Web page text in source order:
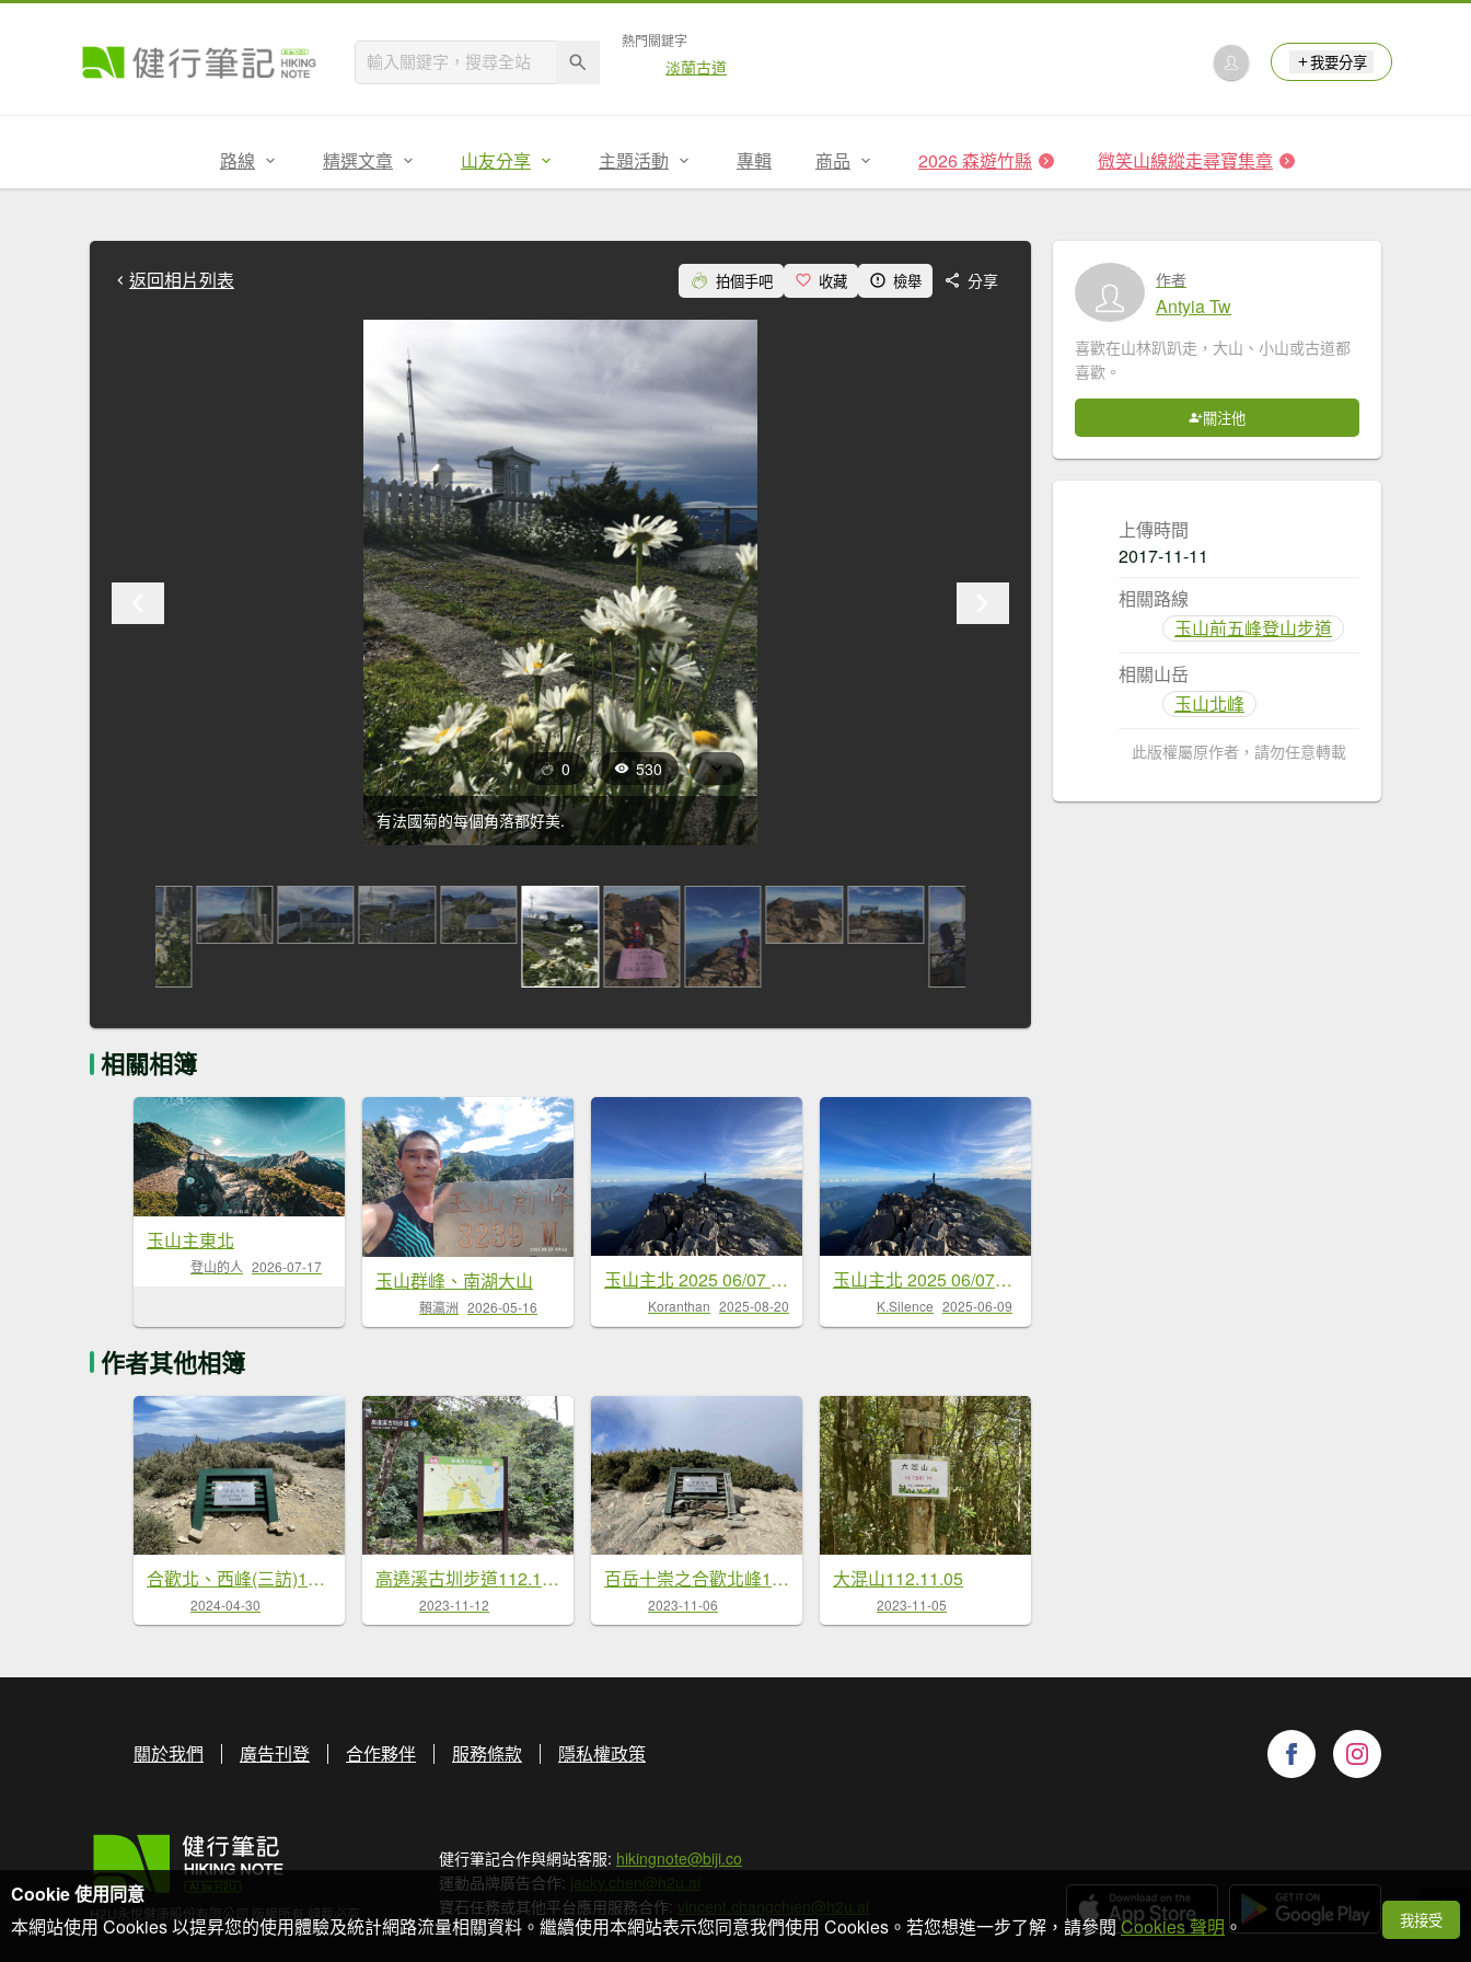
熱門關鍵字
淡蘭古道 我要分享
路線 精選文章 山友分享 主題活動 專輯 商品 2026 森遊竹縣 微笑山線縱走尋寶集章
返回相片列表 拍個手吧 收藏 檢舉 分享
有法國菊的每個角落都好美.
0 530
相關相簿
玉山主東北
登山的人 2026-07-17
玉山群峰、南湖大山
賴瀛洲 2026-05-16
玉山主北 2025 06/07 兩天一夜
Koranthan 2025-08-20
玉山主北 2025 06/07～06/08
K.Silence 2025-06-09
作者其他相簿
合歡北、西峰(三訪)113.04.21
2024-04-30
高遶溪古圳步道112.11.12
2023-11-12
百岳十崇之合歡北峰112.11.06
2023-11-06
大混山112.11.05
2023-11-05
作者
Antyia Tw
喜歡在山林趴趴走，大山、小山或古道都
喜歡。
關注他
上傳時間
2017-11-11
相關路線
玉山前五峰登山步道
相關山岳
玉山北峰
此版權屬原作者，請勿任意轉載
關於我們 廣告刊登 合作夥伴 服務條款 隱私權政策
H2U永悅健康股份有限公司 版權所有 轉載必究
健行筆記合作與網站客服: hikingnote@biji.co
運動品牌廣告合作: jacky.chen@h2u.ai
寶石任務或其他平台應用服務合作: vincent.changchien@h2u.ai
Cookie 使用同意
本網站使用 Cookies 以提昇您的使用體驗及統計網路流量相關資料。繼續使用本網站表示您同意我們使用 Cookies。若您想進一步了解，請參閱Cookies 聲明 。 我接受